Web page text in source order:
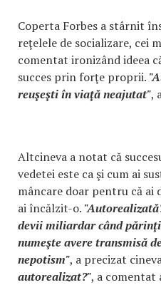
Coperta Forbes a stârnit
reţelele de socializare, cei
comentat ironizând ideea
succes prin forţe proprii.
reuşeşti în viaţă neajutat",
Altcineva a notat că
vedetei este ca şi cum ai
mâncare doar pentru că ai
ai încălzit-o.
devii miliardar când
numeşte avere transmisă
nepotism", a precizat
autorealizat?", a